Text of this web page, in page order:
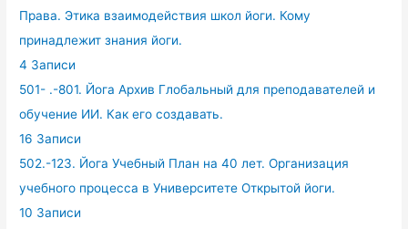
Права. Этика взаимодействия школ йоги. Кому
принадлежит знания йоги.
4 Записи
501- .-801. Йога Архив Глобальный для преподавателей и
обучение ИИ. Как его создавать.
16 Записи
502.-123. Йога Учебный План на 40 лет. Организация
учебного процесса в Университете Открытой йоги.
10 Записи